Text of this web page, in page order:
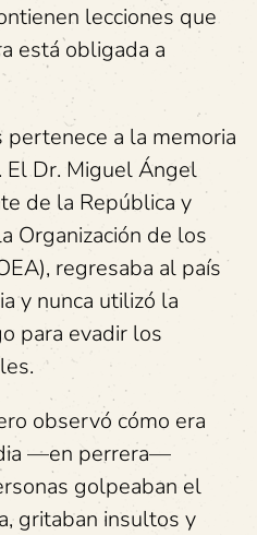
lecciones que
está obligada a
pertenece a la memoria
El Dr. Miguel Ángel
de la República y
Organización de los
regresaba al país
y nunca utilizó la
para evadir los
observó cómo era
—en perrera—
golpeaban el
gritaban insultos y